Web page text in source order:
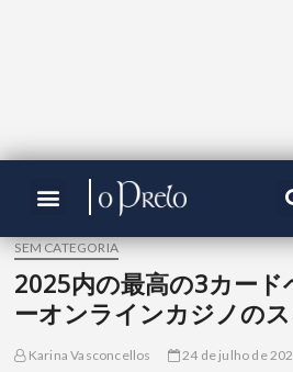
SEM CATEGORIA
2025内の最高の3カード
ーオンラインカジノの
Karina Vasconcellos 24 de julho de